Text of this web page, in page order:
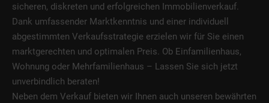
sicheren, diskreten und erfolgreichen Immobilienverkauf.
Dank umfassender Marktkenntnis und einer individuell
abgestimmten Verkaufsstrategie erzielen wir für Sie einen
marktgerechten und optimalen Preis. Ob Einfamilienhaus,
Wohnung oder Mehrfamilienhaus – Lassen Sie sich jetzt
unverbindlich beraten!
Neben dem Verkauf bieten wir Ihnen auch unseren bewährten